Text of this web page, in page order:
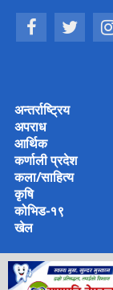
अन्तर्राष्ट्रिय
अपराध
आर्थिक
कर्णाली प्रदेश
कला/साहित्य
कृषि
कोभिड-१९
खेल